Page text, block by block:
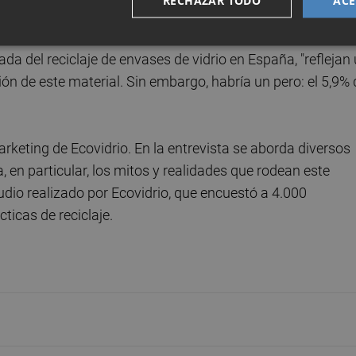
del reciclaje de envases de vidrio en España, "reflejan
de este material. Sin embargo, habría un pero: el 5,9%
de Ecovidrio. En la entrevista se aborda diversos
en particular, los mitos y realidades que rodean este
realizado por Ecovidrio, que encuestó a 4.000
de reciclaje.